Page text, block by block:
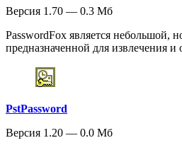
Версия 1.70 — 0.3 Мб
PasswordFox является небольшой,
предназначенной для извлечения и
PstPassword
Версия 1.20 — 0.0 Мб